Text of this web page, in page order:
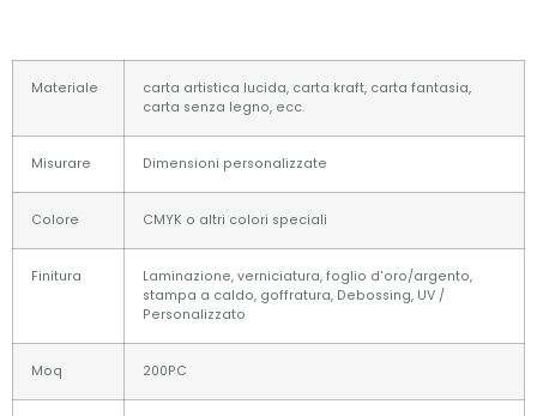
Materiale
carta artistica lucida, carta kraft, carta fantasia,
carta senza legno, ecc.
Misurare Dimensioni personalizzate
Colore CMYK o altri colori speciali
Finitura
Laminazione, verniciatura, foglio d'oro/argento,
stampa a caldo, goffratura, Debossing, UV /
Personalizzato
Moq 200PC